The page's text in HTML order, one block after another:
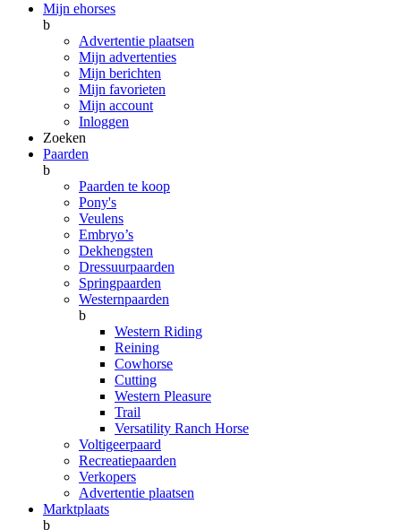
Mijn ehorses
b
Advertentie plaatsen
Mijn advertenties
Mijn berichten
Mijn favorieten
Mijn account
Inloggen
Zoeken
Paarden
b
Paarden te koop
Pony's
Veulens
Embryo’s
Dekhengsten
Dressuurpaarden
Springpaarden
Westernpaarden
b
Western Riding
Reining
Cowhorse
Cutting
Western Pleasure
Trail
Versatility Ranch Horse
Voltigeerpaard
Recreatiepaarden
Verkopers
Advertentie plaatsen
Marktplaats
b